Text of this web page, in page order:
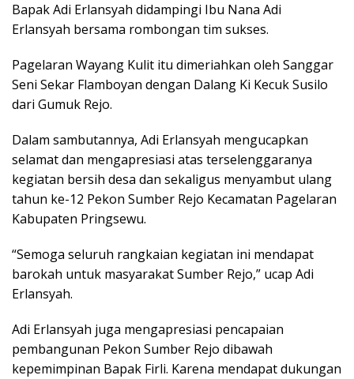
Bapak Adi Erlansyah didampingi Ibu Nana Adi
Erlansyah bersama rombongan tim sukses.
Pagelaran Wayang Kulit itu dimeriahkan oleh Sanggar
Seni Sekar Flamboyan dengan Dalang Ki Kecuk Susilo
dari Gumuk Rejo.
Dalam sambutannya, Adi Erlansyah mengucapkan
selamat dan mengapresiasi atas terselenggaranya
kegiatan bersih desa dan sekaligus menyambut ulang
tahun ke-12 Pekon Sumber Rejo Kecamatan Pagelaran
Kabupaten Pringsewu.
“Semoga seluruh rangkaian kegiatan ini mendapat
barokah untuk masyarakat Sumber Rejo,” ucap Adi
Erlansyah.
Adi Erlansyah juga mengapresiasi pencapaian
pembangunan Pekon Sumber Rejo dibawah
kepemimpinan Bapak Firli. Karena mendapat dukungan